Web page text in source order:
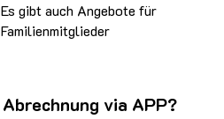
Es gibt auch Angebote für
Familienmitglieder
Abrechnung via APP?